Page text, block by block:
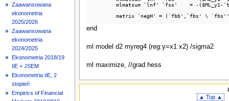
Zaawansowana
ekonometria
2025/2026
Zaawansowana
ekonometria
2024/2025
Ekonometria 2018/19
IiE + JSEM
Ekonometria IiE, 2
stopień
Empirics of Financial
end
ml model d2 myreg4 (reg:y=x1 x2) /sigma2
ml maximize, //grad hess
▲ Top ▲